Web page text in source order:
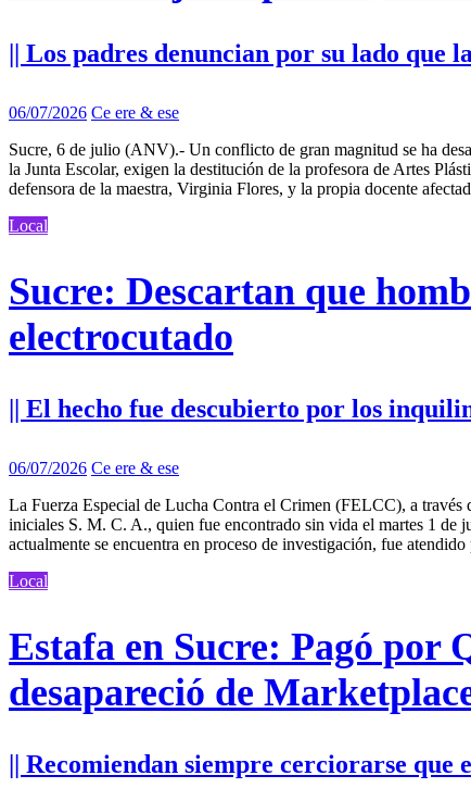
|| Los padres denuncian por su lado
06/07/2026 Ce ere & ese
Sucre, 6 de julio (ANV).- Un conflicto de gran magnitud se ha
la Junta Escolar, exigen la destitución de la profesora de Artes
defensora de la maestra, Virginia Flores, y la propia docente
Local
Sucre: Descartan que
electrocutado
|| El hecho fue descubierto por los
06/07/2026 Ce ere & ese
La Fuerza Especial de Lucha Contra el Crimen (FELCC), a
iniciales S. M. C. A., quien fue encontrado sin vida el martes 1 de
actualmente se encuentra en proceso de investigación, fue
Local
Estafa en Sucre: Pagó por
desapareció de
|| Recomiendan siempre cerciorarse